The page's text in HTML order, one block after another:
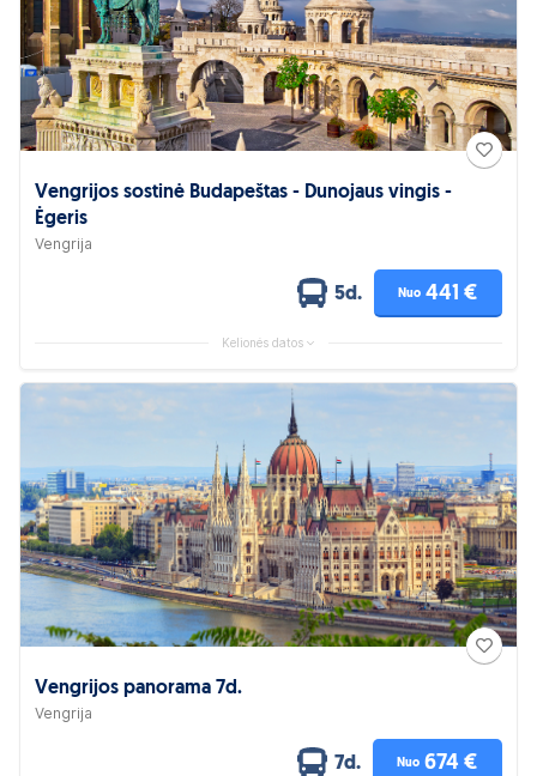
Vengrijos sostinė Budapeštas - Dunojaus vingis -
Ėgeris
Vengrija
5d. Nuo 441 €
Kelionės datos
Vengrijos panorama 7d.
Vengrija
7d. Nuo 674 €